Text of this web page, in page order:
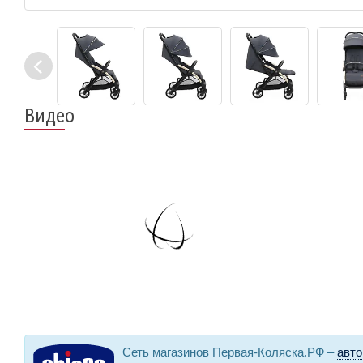
Видео
Сеть магазинов Первая-Коляска.РФ –